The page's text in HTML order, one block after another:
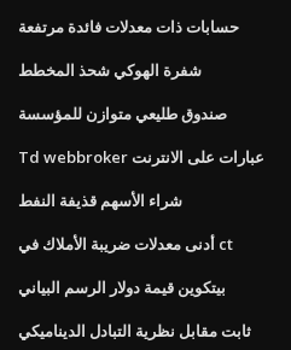
حسابات ذات معدلات فائدة مرتفعة
شفرة الهوكي شحذ المخطط
صندوق طليعي متوازن للمؤسسة
Td webbroker عبارات على الانترنت
شراء الأسهم قذيفة النفط
أدنى معدلات ضريبة الأملاك في ct
بيتكوين قيمة دولار الرسم البياني
ثابت مقابل نظرية التبادل الديناميكي